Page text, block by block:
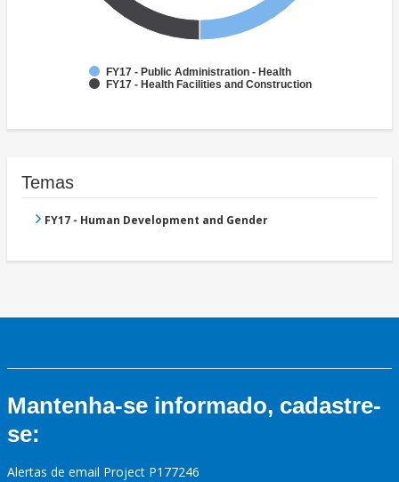
FY17 - Public Administration - Health
FY17 - Health Facilities and Construction
Temas
FY17 - Human Development and Gender
Mantenha-se informado, cadastre-
se:
Alertas de email Project P177246